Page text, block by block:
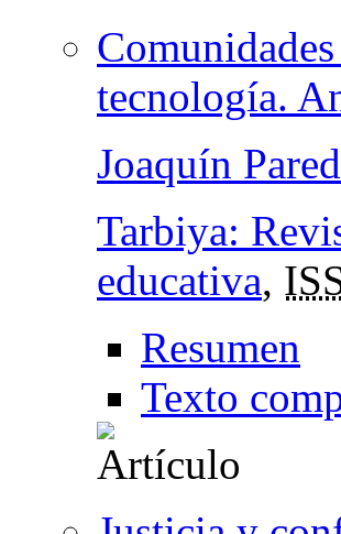
tecnología.
Joaquín
Tarbiya:
educativa,
Resumen
Texto